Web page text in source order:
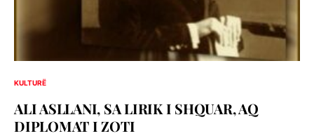
KULTURË
ALI ASLLANI, SA LIRIK I SHQUAR, AQ
DIPLOMAT I ZOTI